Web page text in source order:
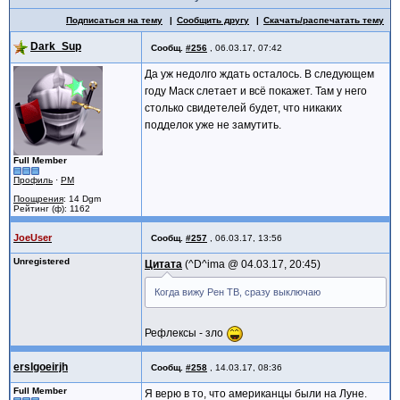
Подписаться на тему Сообщить другу Скачать/распечатать тему
Dark_Sup Сообщ. #256 06.03.17, 07:42
Full Member
Профиль · PM
Поощрения: 14 Dgm
Рейтинг (ф): 1162
Да уж недолго ждать осталось. В следующем
году Маск слетает и всё покажет. Там у него
столько свидетелей будет, что никаких
подделок уже не замутить.
JoeUser Сообщ. #257 06.03.17, 13:56
Unregistered Цитата ^D^ima @ 04.03.17, 20:45
Когда вижу Рен ТВ, сразу выключаю
Рефлексы - зло
erslgoeirjh Сообщ. #258 14.03.17, 08:36
Full Member Я верю в то, что американцы были на Луне.